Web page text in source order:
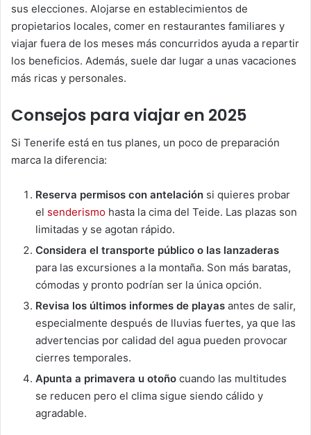
sus elecciones. Alojarse en establecimientos de
propietarios locales, comer en restaurantes familiares y
viajar fuera de los meses más concurridos ayuda a repartir
los beneficios. Además, suele dar lugar a unas vacaciones
más ricas y personales.
Consejos para viajar en 2025
Si Tenerife está en tus planes, un poco de preparación
marca la diferencia:
Reserva permisos con antelación si quieres probar
el senderismo hasta la cima del Teide. Las plazas son
limitadas y se agotan rápido.
Considera el transporte público o las lanzaderas
para las excursiones a la montaña. Son más baratas,
cómodas y pronto podrían ser la única opción.
Revisa los últimos informes de playas antes de salir,
especialmente después de lluvias fuertes, ya que las
advertencias por calidad del agua pueden provocar
cierres temporales.
Apunta a primavera u otoño cuando las multitudes
se reducen pero el clima sigue siendo cálido y
agradable.